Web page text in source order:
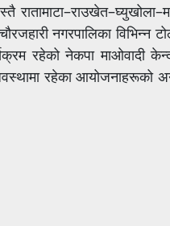
नगरपालिका विभिन्न
रहेको नेकपा माओवादी
रहेकाआयोजनाहरूको